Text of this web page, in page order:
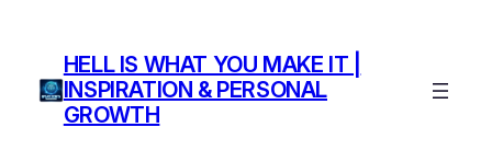
HELL IS WHAT YOU MAKE IT |
INSPIRATION & PERSONAL
GROWTH